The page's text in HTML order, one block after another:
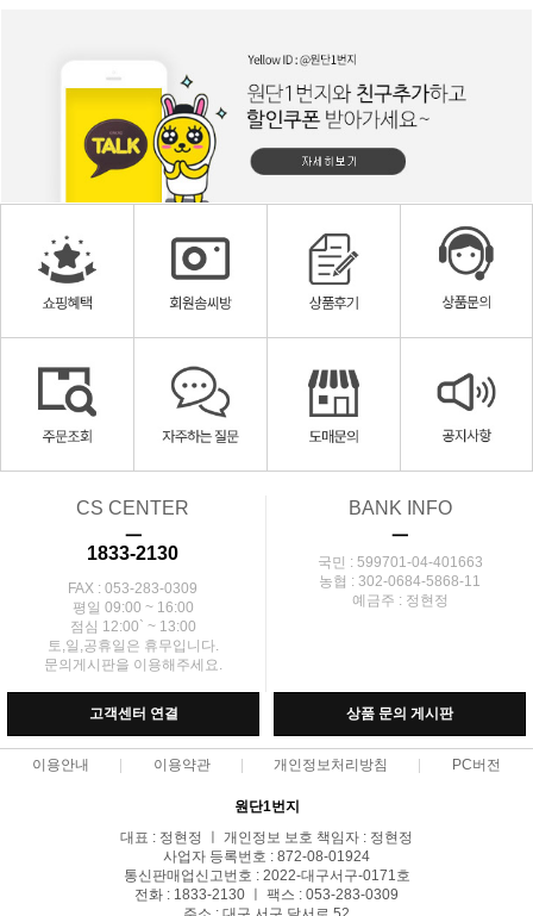
CS CENTER
ㅡ
1833-2130
FAX : 053-283-0309
평일 09:00 ~ 16:00
점심 12:00` ~ 13:00
토,일,공휴일은 휴무입니다.
문의게시판을 이용해주세요.
BANK INFO
ㅡ
국민 : 599701-04-401663
농협 : 302-0684-5868-11
예금주 : 정현정
고객센터 연결 상품 문의 게시판
이용안내 이용약관 개인정보처리방침 PC버전
원단1번지
대표 : 정현정 ㅣ 개인정보 보호 책임자 : 정현정
사업자 등록번호 : 872-08-01924
통신판매업신고번호 : 2022-대구서구-0171호
전화 : 1833-2130 ㅣ 팩스 : 053-283-0309